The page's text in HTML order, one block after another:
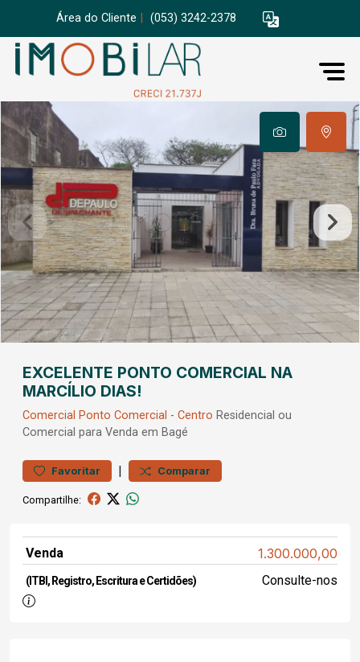
Área do Cliente (053) 3242-2378
EXCELENTE PONTO COMERCIAL NA
MARCÍLIO DIAS!
Comercial Ponto Comercial - Centro Residencial ou
Comercial para Venda em Bagé
Favoritar | Comparar
Compartilhe:
Venda 1.300.000,00
(ITBI, Registro, Escritura e Certidões) Consulte-nos